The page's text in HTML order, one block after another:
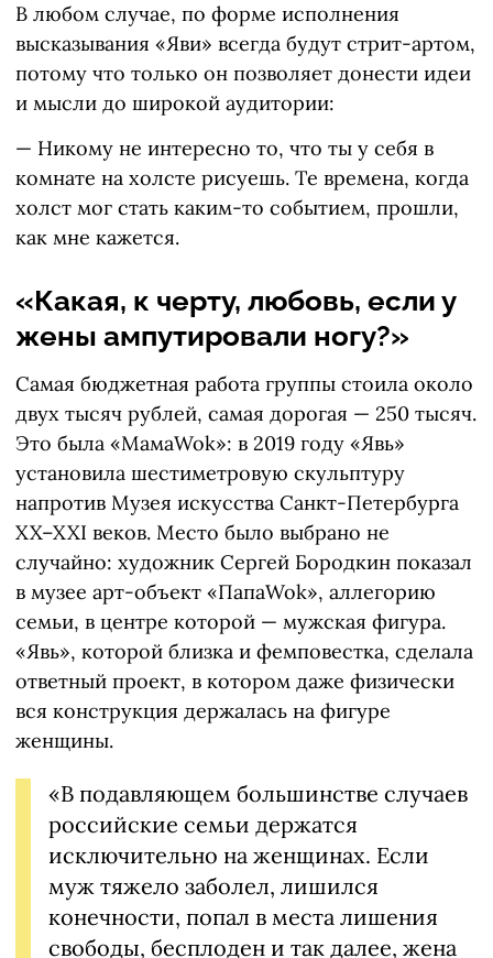
В любом случае, по форме исполнения
высказывания «Яви» всегда будут стрит-артом,
потому что только он позволяет донести идеи
и мысли до широкой аудитории:
— Никому не интересно то, что ты у себя в
комнате на холсте рисуешь. Те времена, когда
холст мог стать каким-то событием, прошли,
как мне кажется.
«Какая, к черту, любовь, если у
жены ампутировали ногу?»
Самая бюджетная работа группы стоила около
двух тысяч рублей, самая дорогая — 250 тысяч.
Это была «МамаWok»: в 2019 году «Явь»
установила шестиметровую скульптуру
напротив Музея искусства Санкт-Петербурга
XX–XXI веков. Место было выбрано не
случайно: художник Сергей Бородкин показал
в музее арт-объект «ПапаWok», аллегорию
семьи, в центре которой — мужская фигура.
«Явь», которой близка и фемповестка, сделала
ответный проект, в котором даже физически
вся конструкция держалась на фигуре
женщины.
«В подавляющем большинстве случаев
российские семьи держатся
исключительно на женщинах. Если
муж тяжело заболел, лишился
конечности, попал в места лишения
свободы, бесплоден и так далее, жена